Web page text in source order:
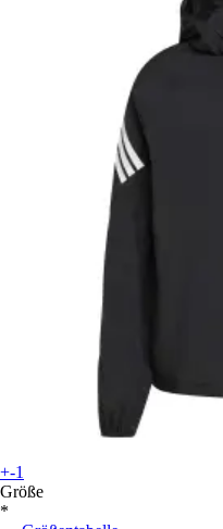
+-1
Größe
*